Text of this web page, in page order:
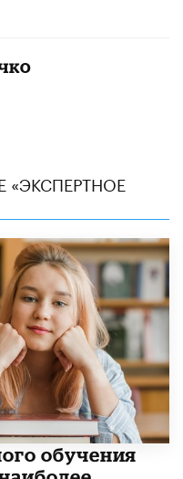
«ЭКСПЕРТНОЕ
обучения